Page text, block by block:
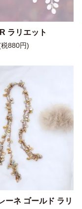
ラリエット
880円)
ーネ ゴールド ラリ